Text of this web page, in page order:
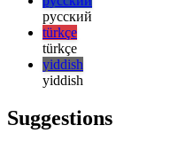
日本語
한국어
한국어
русский
русский
türkçe
yiddish